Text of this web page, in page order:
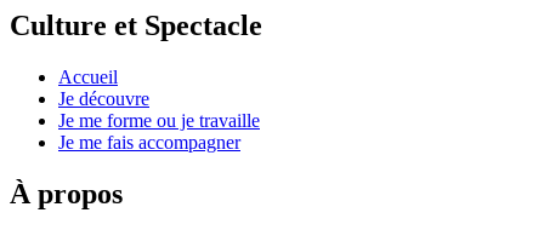
Culture et Spectacle
Accueil
Je découvre
Je me forme ou je travaille
Je me fais accompagner
À propos